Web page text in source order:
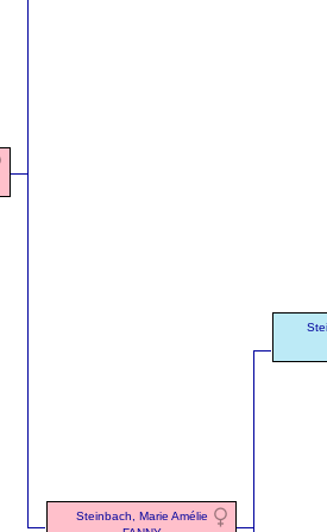
Steinbach, Marie Amélie